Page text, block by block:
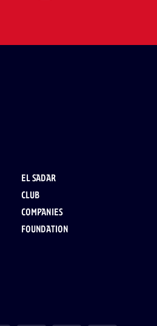
EL SADAR
CLUB
COMPANIES
FOUNDATION